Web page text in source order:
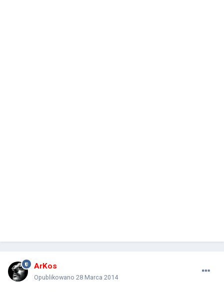
ArKos
Opublikowano 28 Marca 2014